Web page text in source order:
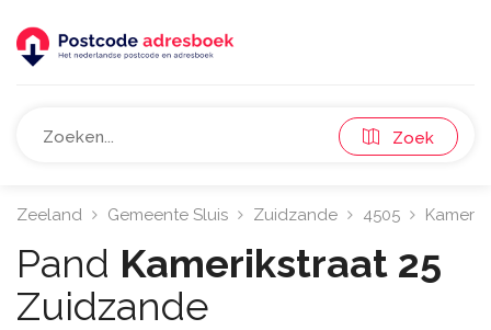
Zoek
Zeeland Gemeente Sluis Zuidzande 4505
Pand Kamerikstraat 25
Zuidzande